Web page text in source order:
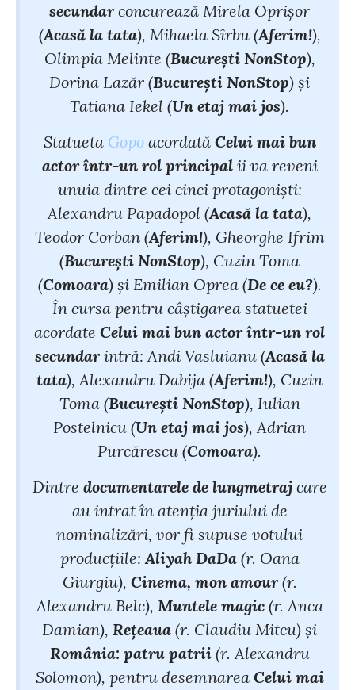
secundarconcurează Mirela Oprișor
(Acasă la tata), Mihaela Sîrbu (Aferim!),
Olimpia Melinte (București NonStop),
Dorina Lazăr (București NonStop) și
Tatiana Iekel (Un etaj mai jos).
Statueta Gopoacordată Celui mai bun
actor într-un rol principalii va reveni
unuia dintre cei cinci protagoniști:
Alexandru Papadopol (Acasă la tata),
Teodor Corban (Aferim!), Gheorghe Ifrim
(București NonStop), Cuzin Toma
(Comoara) și Emilian Oprea (De ce eu?).
În cursa pentru câștigarea statuetei
acordate Celui mai bun actor într-un rol
secundarintră: Andi Vasluianu (Acasă la
tata), Alexandru Dabija (Aferim!), Cuzin
Toma (București NonStop), Iulian
Postelnicu (Un etaj mai jos), Adrian
Purcărescu (Comoara).
Dintre documentarele de lungmetrajcare
au intrat în atenția juriului de
nominalizări, vor fi supuse votului
producțiile:Aliyah DaDa(r. Oana
Giurgiu), Cinema, mon amour(r.
Alexandru Belc), Muntele magic(r. Anca
Damian), Rețeaua (r. Claudiu Mitcu) și
România: patru patrii(r. Alexandru
Solomon), pentru desemnarea Celui mai